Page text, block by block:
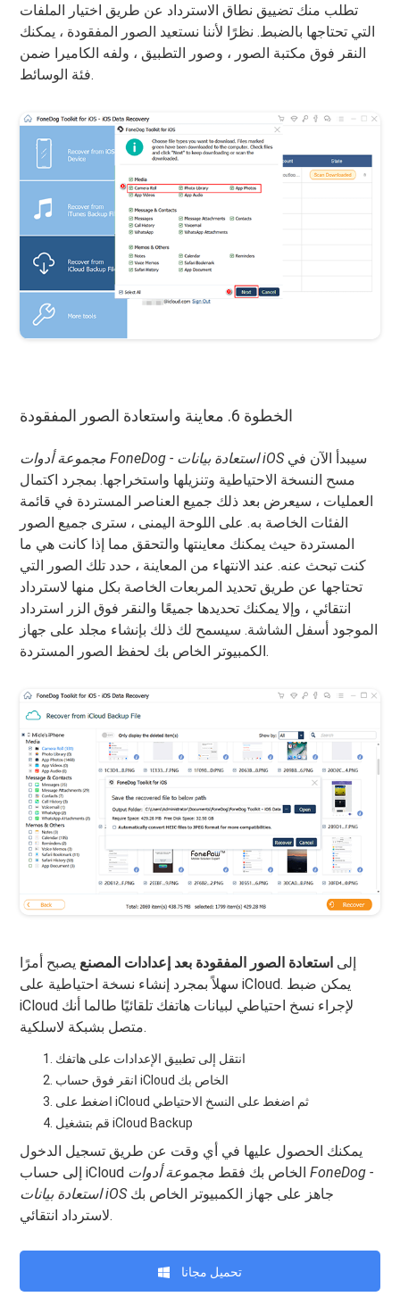
تطلب منك تضييق نطاق الاسترداد عن طريق اختيار الملفات
التي تحتاجها بالضبط. نظرًا لأننا نستعيد الصور المفقودة ، يمكنك
النقر فوق مكتبة الصور ، وصور التطبيق ، ولفه الكاميرا ضمن
فئة الوسائط.
الخطوة 6. معاينة واستعادة الصور المفقودة
مجموعة أدوات FoneDog - استعادة بيانات iOS سيبدأ الآن في
مسح النسخة الاحتياطية وتنزيلها واستخراجها. بمجرد اكتمال
العمليات ، سيعرض بعد ذلك جميع العناصر المستردة في قائمة
الفئات الخاصة به. على اللوحة اليمنى ، سترى جميع الصور
المستردة حيث يمكنك معاينتها والتحقق مما إذا كانت هي ما
كنت تبحث عنه. عند الانتهاء من المعاينة ، حدد تلك الصور التي
تحتاجها عن طريق تحديد المربعات الخاصة بكل منها لاسترداد
انتقائي ، وإلا يمكنك تحديدها جميعًا والنقر فوق الزر استرداد
الموجود أسفل الشاشة. سيسمح لك ذلك بإنشاء مجلد على جهاز
الكمبيوتر الخاص بك لحفظ الصور المستردة.
إلى استعادة الصور المفقودة بعد إعدادات المصنع يصبح أمرًا
سهلاً بمجرد إنشاء نسخة احتياطية على iCloud. يمكن ضبط
iCloud لإجراء نسخ احتياطي لبيانات هاتفك تلقائيًا طالما أنك
متصل بشبكة لاسلكية.
انتقل إلى تطبيق الإعدادات على هاتفك
انقر فوق حساب iCloud الخاص بك
اضغط على iCloud ثم اضغط على النسخ الاحتياطي
قم بتشغيل iCloud Backup
يمكنك الحصول عليها في أي وقت عن طريق تسجيل الدخول
إلى حساب iCloud الخاص بك فقط مجموعة أدوات FoneDog -
استعادة بيانات iOSجاهز على جهاز الكمبيوتر الخاص بك
لاسترداد انتقائي.
تحميل مجانا